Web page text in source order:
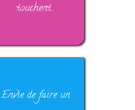
touchent…
Envie de faire un